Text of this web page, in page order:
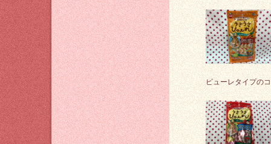
ピューレタイプの